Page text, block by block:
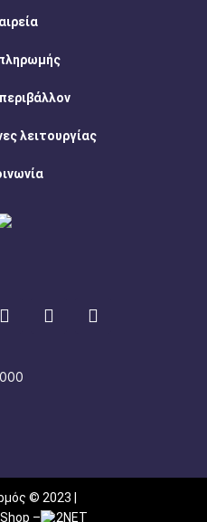
λειτουργίας
© 2023 |
– 2NET